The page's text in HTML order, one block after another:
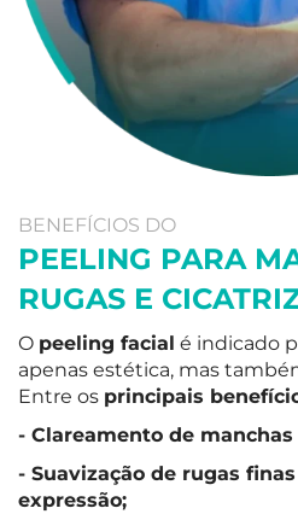
BENEFÍCIOS DO
PEELING PARA
RUGAS E
O peeling facial é indicado
apenas estética, mas
Entre os principais
- Clareamento de
- Suavização de rugas
expressão;